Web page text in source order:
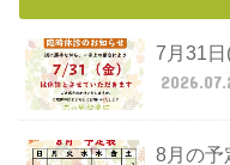
7月31
8月の予